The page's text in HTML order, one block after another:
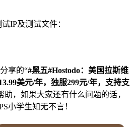
IP及测试文件：
享的“#黑五#Hostodo：美国拉斯维
美元/年，独服299元/年，支持支
助，如果大家还有什么问题的话，
小学生知无不言！